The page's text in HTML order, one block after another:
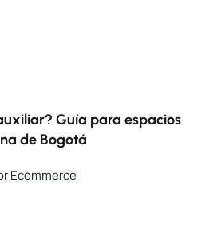
Guía para espacios
de Bogotá
Ecommerce